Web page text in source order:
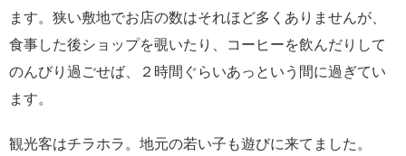
ます。狭い敷地でお店の数はそれほど多くありませんが、
食事した後ショップを覗いたり、コーヒーを飲んだりして
のんびり過ごせば、２時間ぐらいあっという間に過ぎてい
ます。
観光客はチラホラ。地元の若い子も遊びに来てました。